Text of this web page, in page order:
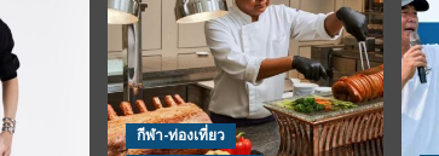
กีฬา-ท่องเที่ยว